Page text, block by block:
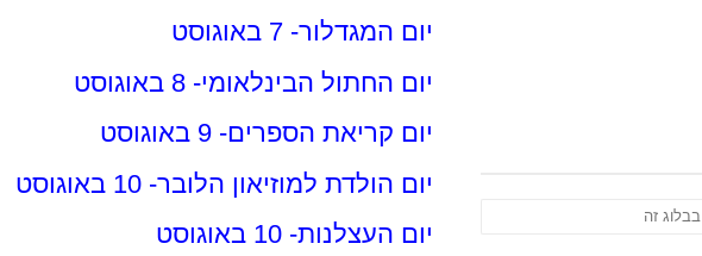
יום המגדלור- 7 באוגוסט
יום החתול הבינלאומי- 8 באוגוסט
יום קריאת הספרים- 9 באוגוסט
יום הולדת למוזיאון הלובר- 10 באוגוסט
יום העצלנות- 10 באוגוסט